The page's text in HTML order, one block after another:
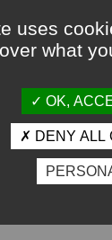
légales
Espace presse
uses
what
OK,
DENY ALL